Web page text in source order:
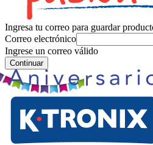
Ingresa tu correo para guardar
Correo electrónico
Ingrese un correo válido
Continuar